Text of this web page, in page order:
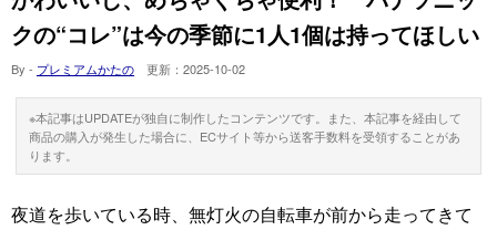
クの“コレ”は今の季節に1人1個は持ってほしい
By - プレミアムかたの 更新： 2025-10-02
※本記事はUPDATEが独自に制作したコンテンツです。また、本記事を経由して
商品の購入が発生した場合に、ECサイト等から送客手数料を受領することがあ
ります。
夜道を歩いている時、無灯火の自転車が前から走ってきて